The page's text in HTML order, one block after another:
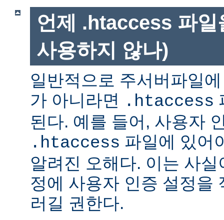
언제 .htaccess 파일
사용하지 않나)
일반적으로 주서버파일
가 아니라면 .htaccess
된다. 예를 들어, 사용자
.htaccess 파일에 있어
알려진 오해다. 이는 사
정에 사용자 인증 설정을
러길 권한다.